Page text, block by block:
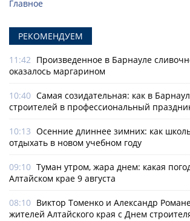
Главное
РЕКОМЕНДУЕМ
11:42 Произведенное в Барнауле
оказалось маргарином
10:40 Самая созидательная: как в
строителей в профессиональный
10:13 Осенние длиннее зимних: как
отдыхать в новом учебном году
09:10 Туман утром, жара днем: какая
Алтайском крае 9 августа
08:10 Виктор Томенко и Александр
жителей Алтайского края с Днем